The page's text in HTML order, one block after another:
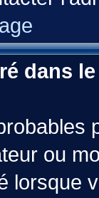
dans
ou
lorsque